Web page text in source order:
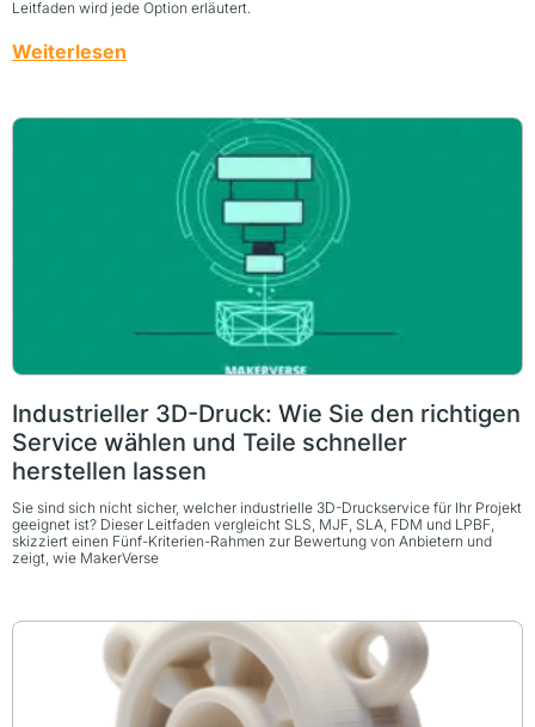
Leitfaden wird jede Option erläutert.
Weiterlesen
Industrieller 3D-Druck: Wie Sie den richtigen
Service wählen und Teile schneller
herstellen lassen
Sie sind sich nicht sicher, welcher industrielle 3D-Druckservice für Ihr Projekt
geeignet ist? Dieser Leitfaden vergleicht SLS, MJF, SLA, FDM und LPBF,
skizziert einen Fünf-Kriterien-Rahmen zur Bewertung von Anbietern und
zeigt, wie MakerVerse